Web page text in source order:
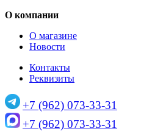
О компании
О магазине
Новости
Контакты
Реквизиты
+7 (962) 073-33-31
+7 (962) 073-33-31